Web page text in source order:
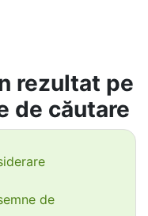
rezultat pe
de căutare
de